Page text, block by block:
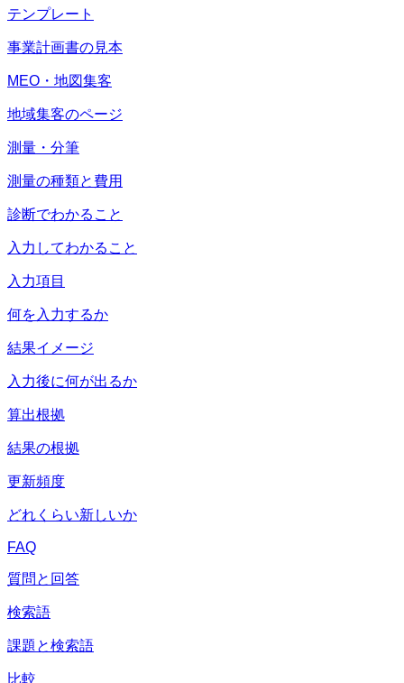
テンプレート
事業計画書の見本
MEO・地図集客
地域集客のページ
測量・分筆
測量の種類と費用
診断でわかること
入力してわかること
入力項目
何を入力するか
結果イメージ
入力後に何が出るか
算出根拠
結果の根拠
更新頻度
どれくらい新しいか
FAQ
質問と回答
検索語
課題と検索語
比較